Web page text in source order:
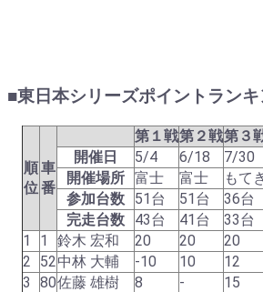
■東日本シリーズポイントラン
順
位
車
番
第１戦第２戦第３
開催日 5/4 6/18 7/30
開催場所
富士 富士 もて
参加台数
51台 51台 36台
完走台数
43台 41台 33台
1
1 鈴木 宏和 20 20 20
2
52中林 大輔 -10 10 12
3
80佐藤 雄樹 8 - 15